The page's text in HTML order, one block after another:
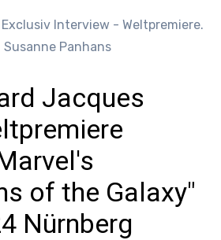
Jacques
of the Galaxy"
Nürnberg